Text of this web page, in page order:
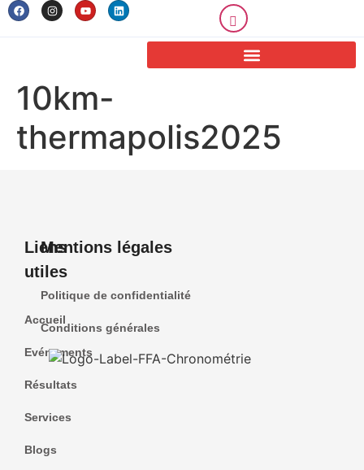
10km-
thermapolis2025
Liens
utiles
Accueil
Evénements
Résultats
Services
Blogs
Mentions légales
Politique de confidentialité
Conditions générales